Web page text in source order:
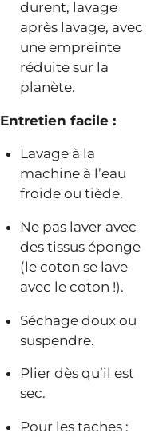
durent, lavage
après lavage, avec
une empreinte
réduite sur la
planète.
Entretien facile :
Lavage à la
machine à l’eau
froide ou tiède.
Ne pas laver avec
des tissus éponge
(le coton se lave
avec le coton !).
Séchage doux ou
suspendre.
Plier dès qu’il est
sec.
Pour les taches :